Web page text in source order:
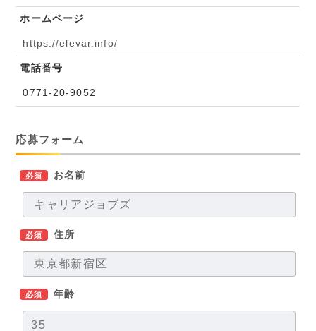
ホームページ
https://elevar.info/
電話番号
0771-20-9052
応募フォーム
必須 お名前
必須 住所
必須 年齢